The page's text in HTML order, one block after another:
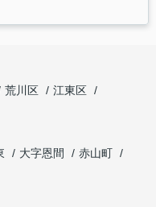
荒川区
江東区
大字恩間
赤山町